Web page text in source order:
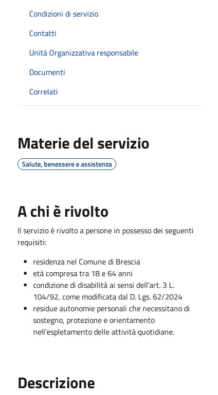
Condizioni di servizio
Contatti
Unità Organizzativa responsabile
Documenti
Correlati
Materie del servizio
Salute, benessere e assistenza
A chi è rivolto
Il servizio è rivolto a persone in possesso dei seguenti
requisiti:
residenza nel Comune di Brescia
età compresa tra 18 e 64 anni
condizione di disabilità ai sensi dell’art. 3 L.
104/92, come modificata dal D. Lgs. 62/2024
residue autonomie personali che necessitano di
sostegno, protezione e orientamento
nell’espletamento delle attività quotidiane.
Descrizione